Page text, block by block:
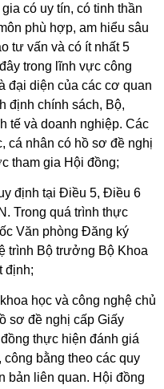
có uy tín, có tinh thần
phù hợp, am hiểu sâu
tư vấn và có ít nhất 5
trong lĩnh vực công
đại diện của các cơ quan
định chính sách, Bộ,
tế và doanh nghiệp. Các
cá nhân có hồ sơ đề nghị
tham gia Hội đồng;
định tại Điều 5, Điều 6
Trong quá trình thực
Văn phòng Đăng ký
trình Bộ trưởng Bộ Khoa
định;
học và công nghệ chủ
sơ đề nghị cấp Giấy
thực hiện đánh giá
công bằng theo các quy
bản liên quan. Hội đồng